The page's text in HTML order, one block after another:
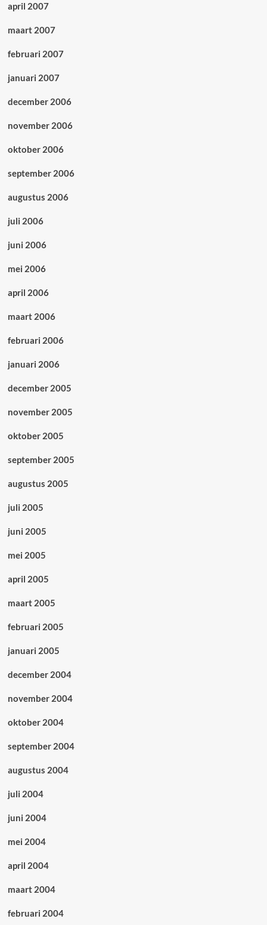
april 2007
maart 2007
februari 2007
januari 2007
december 2006
november 2006
oktober 2006
september 2006
augustus 2006
juli 2006
juni 2006
mei 2006
april 2006
maart 2006
februari 2006
januari 2006
december 2005
november 2005
oktober 2005
september 2005
augustus 2005
juli 2005
juni 2005
mei 2005
april 2005
maart 2005
februari 2005
januari 2005
december 2004
november 2004
oktober 2004
september 2004
augustus 2004
juli 2004
juni 2004
mei 2004
april 2004
maart 2004
februari 2004